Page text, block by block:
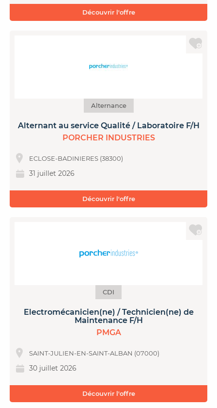
Découvrir l'offre
Alternance
Alternant au service Qualité / Laboratoire F/H
PORCHER INDUSTRIES
ECLOSE-BADINIERES (38300)
31 juillet 2026
Découvrir l'offre
CDI
Electromécanicien(ne) / Technicien(ne) de
Maintenance F/H
PMGA
SAINT-JULIEN-EN-SAINT-ALBAN (07000)
30 juillet 2026
Découvrir l'offre